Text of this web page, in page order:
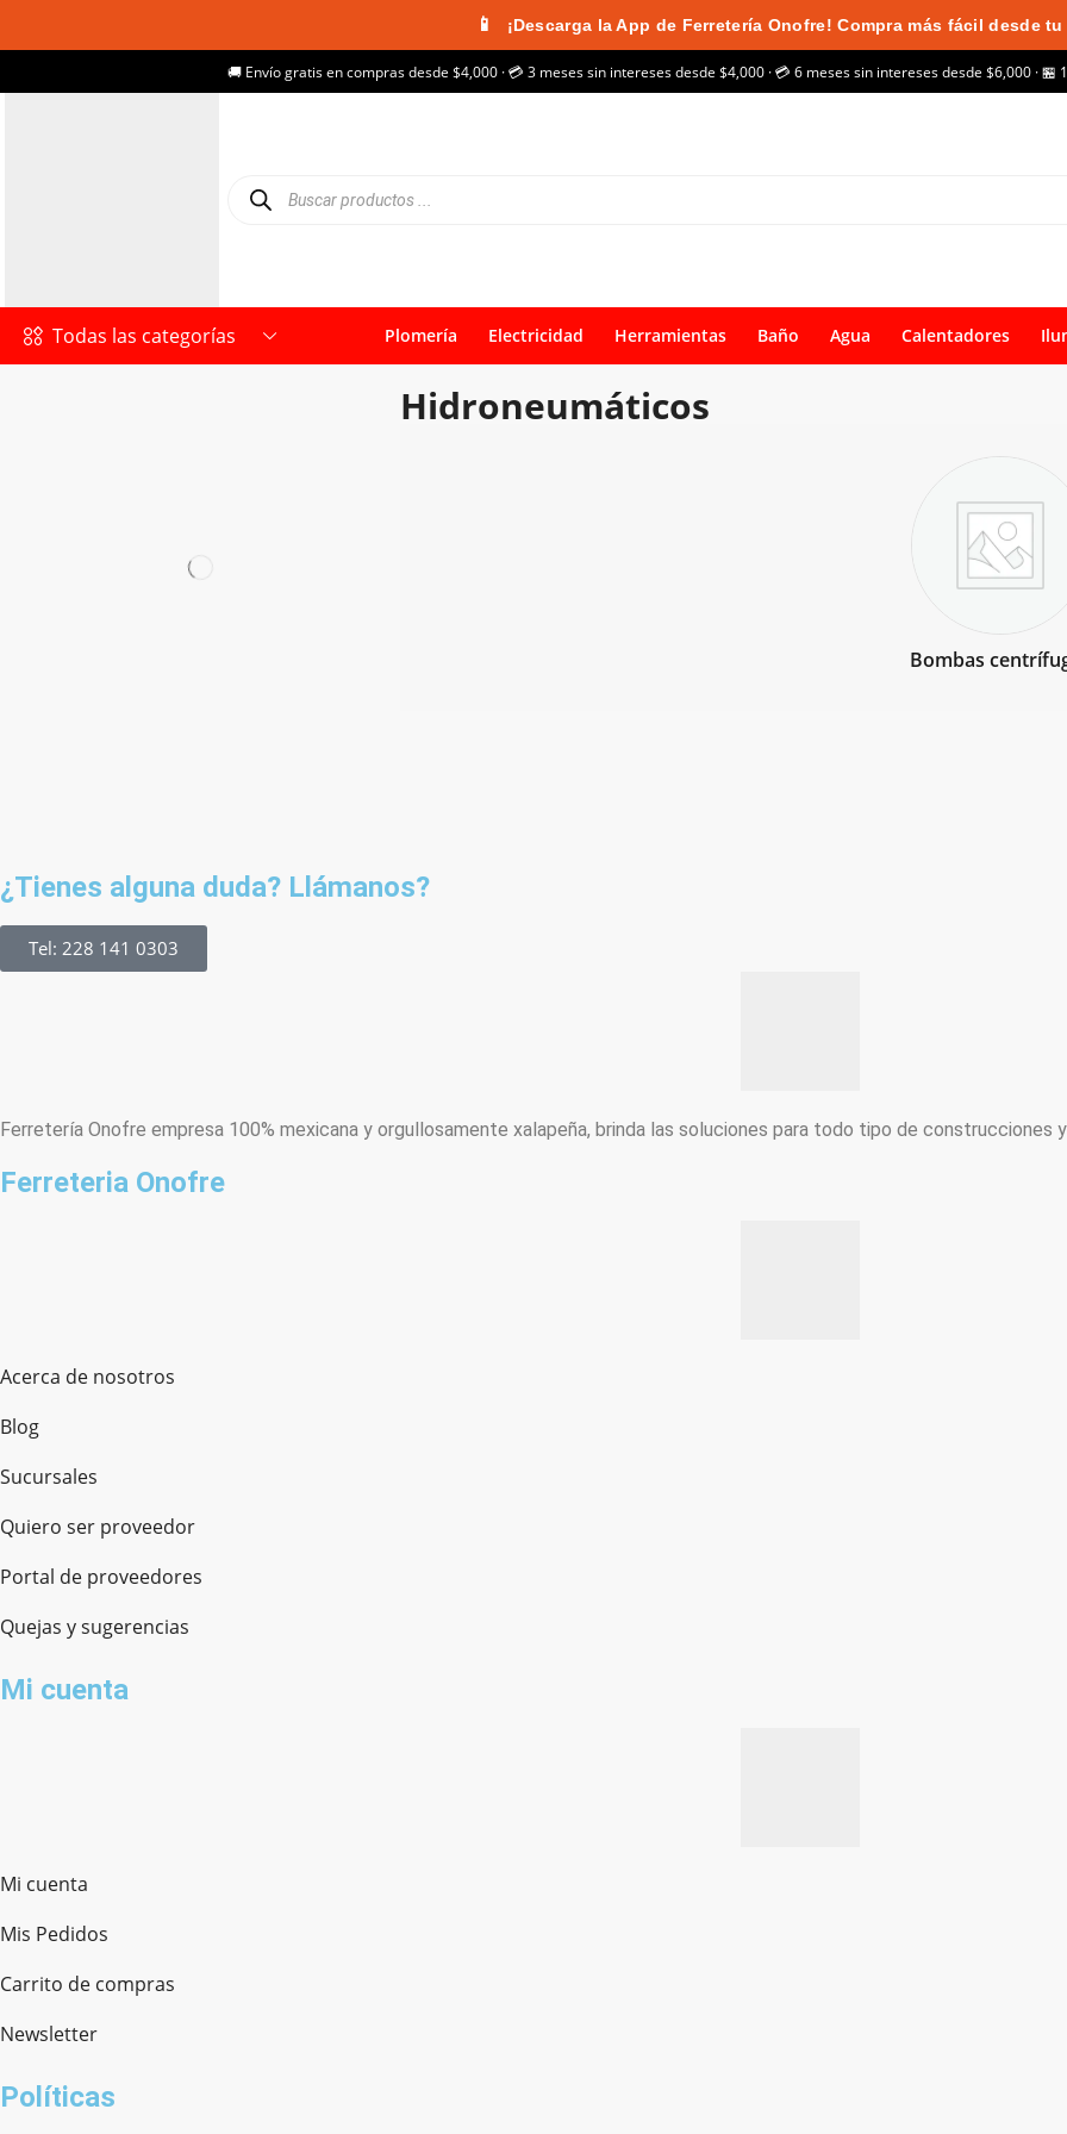
📱 ¡Descarga la App de Ferretería Onofre! Compra más fácil desde
🚚 Envío gratis en compras desde $4,000 · 💳 3 meses sin intereses desde $4,000 · 💳 6 meses sin intereses desde $6,000 ·
Todas las categorías Plomería Electricidad Herramientas Baño Agua Calentadores
Hidroneumáticos
Bombas
¿Tienes alguna duda? Llámanos?
Tel: 228 141 0303
Ferretería Onofre empresa 100% mexicana y orgullosamente xalapeña, brinda las soluciones para todo tipo de construcciones
Ferreteria Onofre
Acerca de nosotros
Blog
Sucursales
Quiero ser proveedor
Portal de proveedores
Quejas y sugerencias
Mi cuenta
Mi cuenta
Mis Pedidos
Carrito de compras
Newsletter
Políticas